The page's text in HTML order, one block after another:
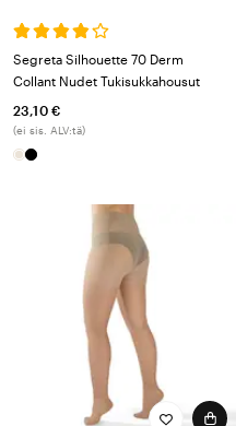
Segreta Silhouette 70 Derm
Collant Nudet Tukisukkahousut
23,10 €
(ei sis. ALV:tä)